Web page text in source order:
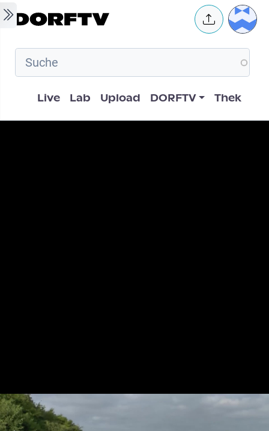
Skip to main content User
Hauptnavigation
Live Lab Upload DORFTV Thek